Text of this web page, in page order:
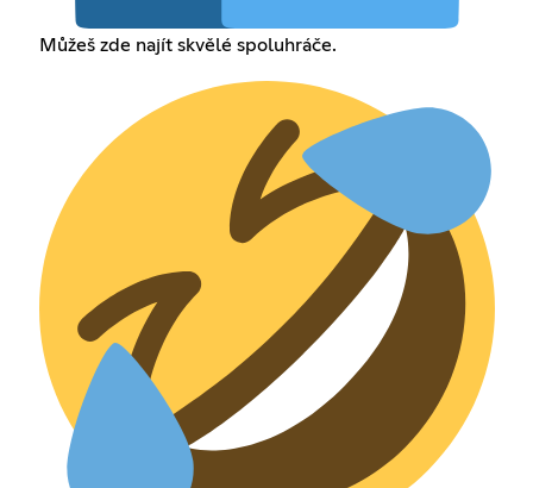
Můžeš zde najít skvělé spoluhráče.